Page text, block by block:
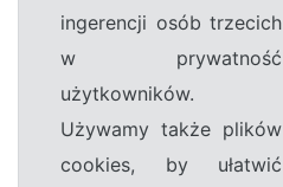
ingerencji osób trzecich
w prywatność
użytkowników.
Używamy także plików
cookies, by ułatwić